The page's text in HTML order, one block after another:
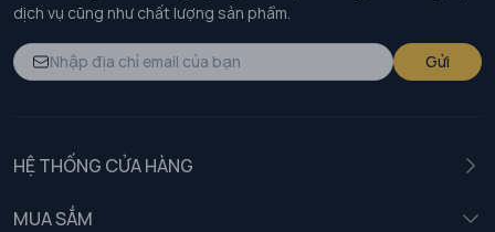
dịch vụ cũng như chất lượng sản phẩm.
Gửi
HỆ THỐNG CỬA HÀNG
MUA SẮM